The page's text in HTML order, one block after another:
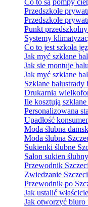
Co to są pompy
Przedszkole
Przedszkole
Punkt
Systemy
Co to jest szkoła
Jak myć szklane
Jak sie montuje
Jak myć szklane
Szklane
Drukarnia
Ile kosztują
Personalizowana
Upadłość
Moda ślubna
Moda ślubna
Sukienki ślubne
Salon sukien
Przewodnik
Zwiedzanie
Przewodnik po
Jak ustalić
Jak otworzyć biuro